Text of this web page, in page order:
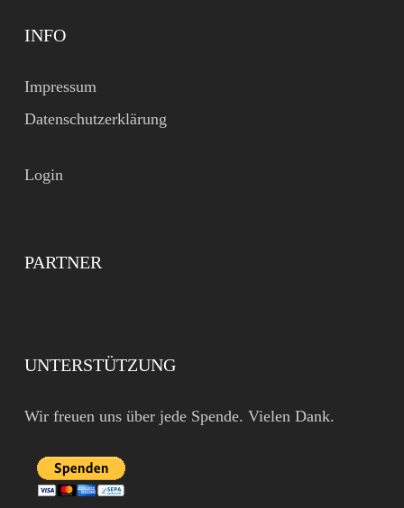
INFO
Impressum
Datenschutzerklärung
Login
PARTNER
UNTERSTÜTZUNG
Wir freuen uns über jede Spende. Vielen Dank.